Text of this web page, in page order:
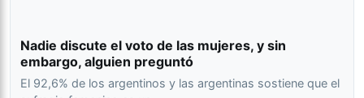
Nadie discute el voto de las mujeres, y sin
embargo, alguien preguntó
El 92,6% de los argentinos y las argentinas sostiene que el